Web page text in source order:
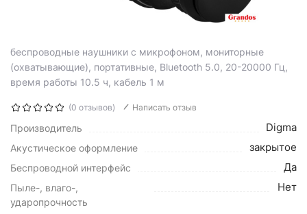
беспроводные наушники с микрофоном, мониторные
(охватывающие), портативные, Bluetooth 5.0, 20-20000 Гц,
время работы 10.5 ч, кабель 1 м
(0 отзывов) Написать отзыв
Производитель Digma
Акустическое оформление закрытое
Беспроводной интерфейс Да
Пыле-, влаго-,
ударопрочность
Нет